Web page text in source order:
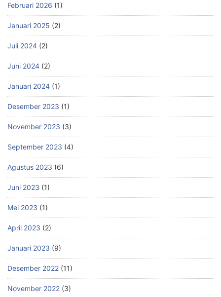
Februari 2026 (1)
Januari 2025 (2)
Juli 2024 (2)
Juni 2024 (2)
Januari 2024 (1)
Desember 2023 (1)
November 2023 (3)
September 2023 (4)
Agustus 2023 (6)
Juni 2023 (1)
Mei 2023 (1)
April 2023 (2)
Januari 2023 (9)
Desember 2022 (11)
November 2022 (3)